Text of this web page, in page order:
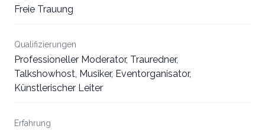
Freie Trauung
Qualifizierungen
Professioneller Moderator, Trauredner,
Talkshowhost, Musiker, Eventorganisator,
Künstlerischer Leiter
Erfahrung